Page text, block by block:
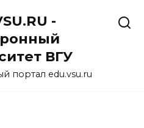
-
ВГУ
портал edu.vsu.ru